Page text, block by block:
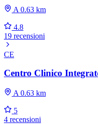
A 0.63 km
4.8
19 recensioni
CE
Centro Clinico
A 0.63 km
5
4 recensioni